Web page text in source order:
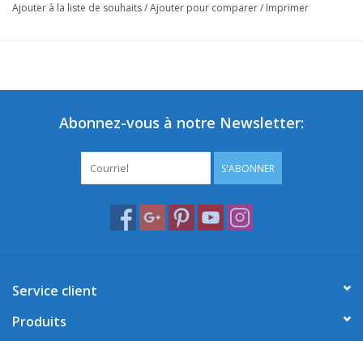
Ajouter à la liste de souhaits/Ajouter pour comparer/ Imprimer
Abonnez-vous à notre Newsletter:
S'ABONNER
Service client
Produits